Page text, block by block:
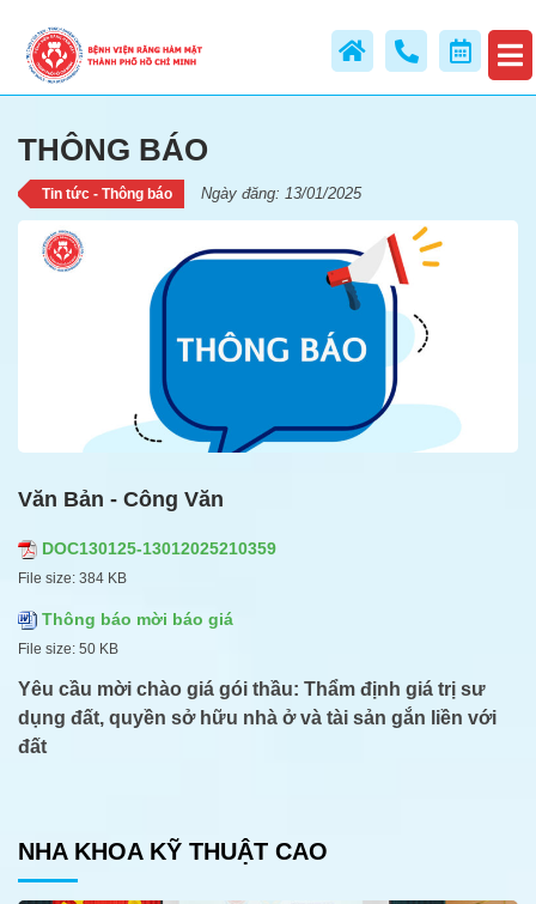
THÔNG BÁO
THÔNG BÁO
Tin tức - Thông báo Ngày đăng: 13/01/2025
Văn Bản - Công Văn
DOC130125-13012025210359
File size: 384 KB
Thông báo mời báo giá
File size: 50 KB
Yêu cầu mời chào giá gói thầu: Thẩm định giá trị sư
dụng đất, quyền sở hữu nhà ở và tài sản gắn liền với
đất
NHA KHOA KỸ THUẬT CAO